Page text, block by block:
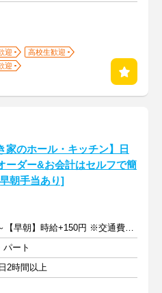
迎
高校生歓迎
迎
家のホール・キッチン】日
ーダー&お会計はセルフで簡
朝手当あり]
時給1200円～【早朝】時給+150円 ※交通費支給
パート
2時間以上